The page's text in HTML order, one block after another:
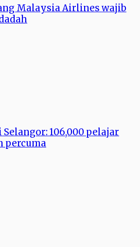
Malaysia Airlines wajib
106,000 pelajar
percuma